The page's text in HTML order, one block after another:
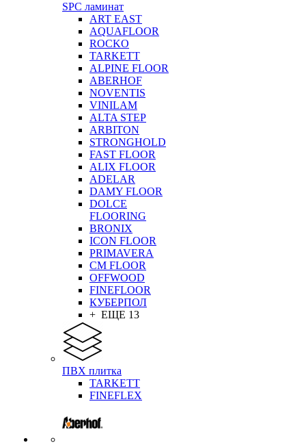
SPC ламинат
ART EAST
AQUAFLOOR
ROCKO
TARKETT
ALPINE FLOOR
ABERHOF
NOVENTIS
VINILAM
ALTA STEP
ARBITON
STRONGHOLD
FAST FLOOR
ALIX FLOOR
ADELAR
DAMY FLOOR
DOLCE
FLOORING
BRONIX
ICON FLOOR
PRIMAVERA
CM FLOOR
OFFWOOD
FINEFLOOR
КУБЕРПОЛ
+ ЕЩЕ 13
ПВХ плитка
TARKETT
FINEFLEX